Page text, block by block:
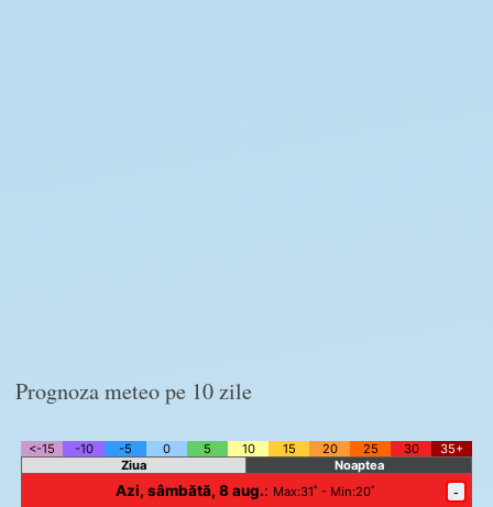
Prognoza meteo pe 10 zile
<-15 -10 -5 0 5 10 15 20 25 30
35+
Ziua
Noaptea
Azi, sâmbătă, 8 aug.: Max:31˚ - Min:20˚ -